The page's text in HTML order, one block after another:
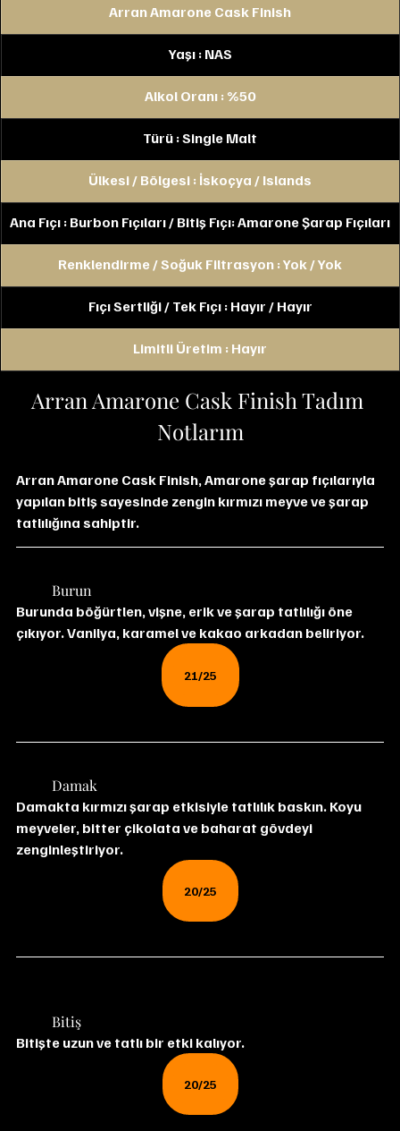
Arran Amarone Cask Finish
Yaşı : NAS
Alkol Oranı : %50
Türü : Single Malt
Ülkesi / Bölgesi : İskoçya / Islands
Ana Fıçı : Burbon Fıçıları / Bitiş Fıçı: Amarone Şarap Fıçıları
Renklendirme / Soğuk Filtrasyon : Yok / Yok
Fıçı Sertliği / Tek Fıçı : Hayır / Hayır
Limitli Üretim : Hayır
Arran Amarone Cask Finish Tadım
Notlarım
Arran Amarone Cask Finish, Amarone şarap fıçılarıyla
yapılan bitiş sayesinde zengin kırmızı meyve ve şarap
tatlılığına sahiptir.
	Burun
Burunda böğürtlen, vişne, erik ve şarap tatlılığı öne
çıkıyor. Vanilya, karamel ve kakao arkadan beliriyor.
21/25
	Damak
Damakta kırmızı şarap etkisiyle tatlılık baskın. Koyu
meyveler, bitter çikolata ve baharat gövdeyi
zenginleştiriyor.
20/25
	Bitiş
Bitişte uzun ve tatlı bir etki kalıyor.
20/25